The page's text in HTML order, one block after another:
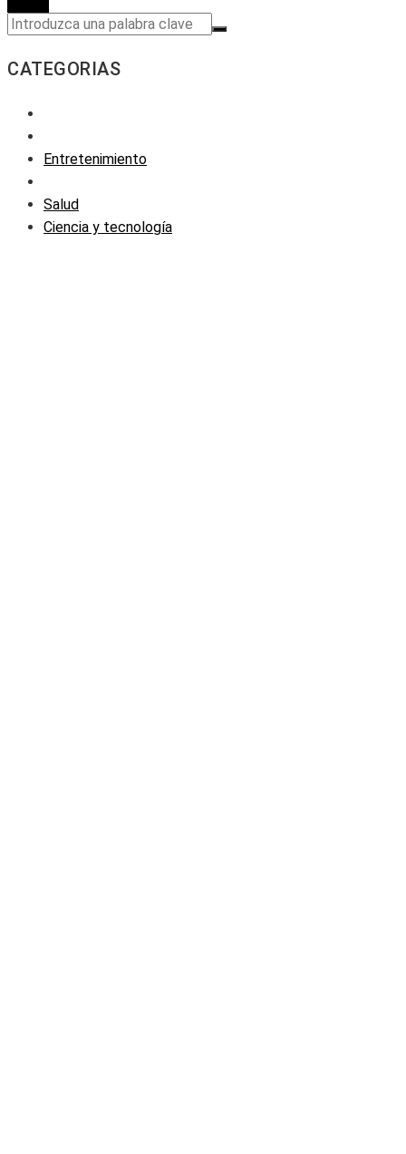
CATEGORIAS
Entretenimiento
Salud
Ciencia y tecnología